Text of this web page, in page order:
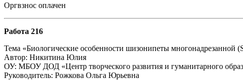
Оргвзнос оплачен
Работа 216
Тема «Биологические особенности шизонипеты многонадрезанной
Автор: Никитина Юлия
ОУ: МБОУ ДОД «Центр творческого развития и гуманитарного
Руководитель: Рожкова Ольга Юрьевна